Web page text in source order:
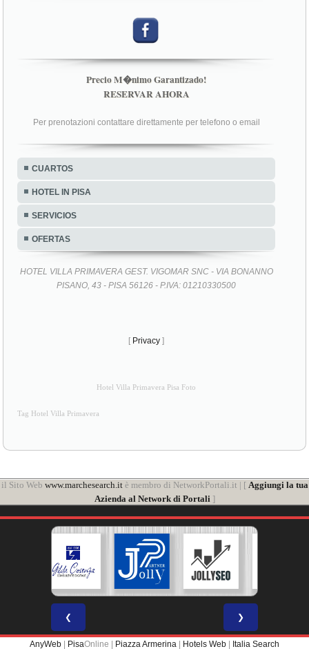
Precio M�nimo Garantizado!
RESERVAR AHORA
Per prenotazioni contattare direttamente per telefono o email
CUARTOS
HOTEL IN PISA
SERVICIOS
OFERTAS
HOTEL VILLA PRIMAVERA GEST. VIGOMAR SNC - VIA BONANNO
PISANO, 43 - PISA 56126 - P.IVA: 01210330500
[ Privacy ]
Hotel Villa Primavera Pisa Foto
Tag Hotel Villa Primavera
il Sito Web www.marchesearch.itè membro di NetworkPortali.it | [ Aggiungi la tua
Azienda al Network di Portali ]
❮ ❯
AnyWeb | PisaOnline | Piazza Armerina | Hotels Web | Italia Search